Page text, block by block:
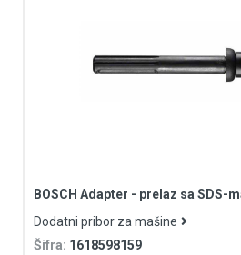
BOSCH Adapter - prelaz sa SDS-
Dodatni pribor za mašine
Šifra: 1618598159